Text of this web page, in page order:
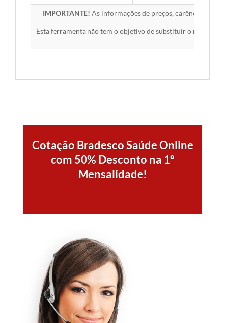
IMPORTANTE! As informações de preços, carências,
Esta ferramenta não tem o objetivo de substituir o material
Cotação Bradesco Saúde Online
com 50% Desconto na 1º
Mensalidade!